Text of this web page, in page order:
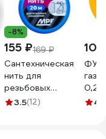
-8%
155 ₽169 ₽
Сантехническая
нить для
резьбовых
соединений MPF
3.5(12)
ФУМ
газа
0,25
4.8